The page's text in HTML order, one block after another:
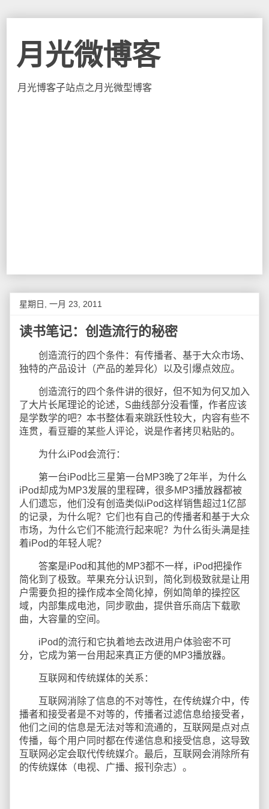
月光微博客
月光博客子站点之月光微型博客
星期日, 一月 23, 2011
读书笔记：创造流行的秘密
创造流行的四个条件：有传播者、基于大众市场、
独特的产品设计（产品的差异化）以及引爆点效应。
创造流行的四个条件讲的很好，但不知为何又加入
了大片长尾理论的论述，S曲线部分没看懂，作者应该
是学数学的吧？本书整体看来跳跃性较大，内容有些不
连贯，看豆瓣的某些人评论，说是作者拷贝粘贴的。
为什么iPod会流行：
第一台iPod比三星第一台MP3晚了2年半，为什么
iPod却成为MP3发展的里程碑，很多MP3播放器都被
人们遗忘，他们没有创造类似iPod这样销售超过1亿部
的记录，为什么呢？它们也有自己的传播者和基于大众
市场，为什么它们不能流行起来呢？为什么街头满是挂
着iPod的年轻人呢？
答案是iPod和其他的MP3都不一样，iPod把操作
简化到了极致。苹果充分认识到，简化到极致就是让用
户需要负担的操作成本全简化掉，例如简单的操控区
域，内部集成电池，同步歌曲，提供音乐商店下载歌
曲，大容量的空间。
iPod的流行和它执着地去改进用户体验密不可
分，它成为第一台用起来真正方便的MP3播放器。
互联网和传统媒体的关系：
互联网消除了信息的不对等性，在传统媒介中，传
播者和接受者是不对等的，传播者过滤信息给接受者，
他们之间的信息是无法对等和流通的，互联网是点对点
传播，每个用户同时都在传递信息和接受信息，这导致
互联网必定会取代传统媒介。最后，互联网会消除所有
的传统媒体（电视、广播、报刊杂志）。